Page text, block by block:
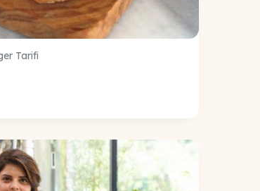
Tarifi